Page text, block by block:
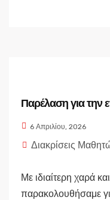
Παρέλαση για την
6 Απριλίου, 2026
Διακρίσεις
Με ιδιαίτερη χαρά
παρακολουθήσαμε